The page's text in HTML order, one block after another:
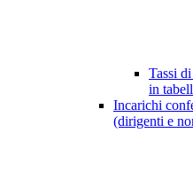
Tassi
in
Incarichi
(dirigenti e